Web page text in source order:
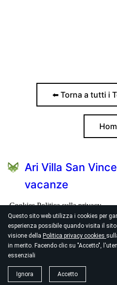
Questo sito web utilizza i cookies per
esperienza possibile quando visita il sito
visione della Politica privacy cookies
in merito. Facendo clic su "Accetto",
essenziali
Ignora Accetto
⬅️ Torna a tutti i
Ari Villa San
vacanze
Cookies Politica sulla privacy
Viale Serristori 23 Via del Corallo
arivilla@mail.com
© 2026Ari Villa San Vincenzo